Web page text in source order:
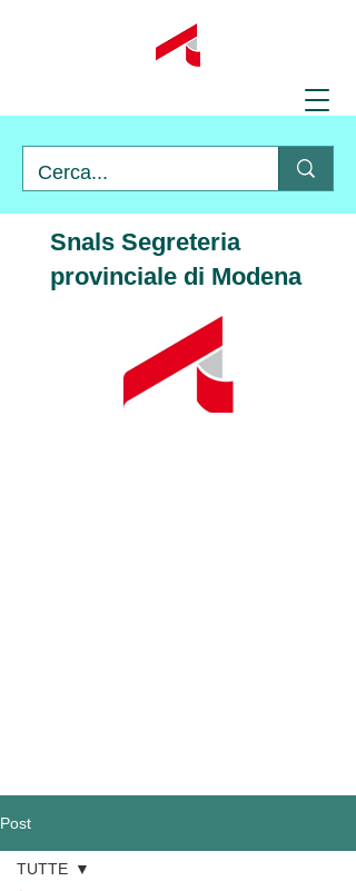
Snals Segreteria
provinciale di Modena
Post
TUTTE